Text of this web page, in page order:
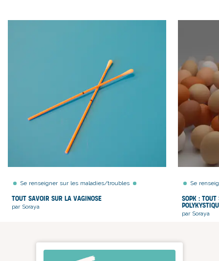
Se renseigner sur les maladies/troubles
Tout savoir sur la vaginose
par Soraya
Se
SOPK :
par Soraya